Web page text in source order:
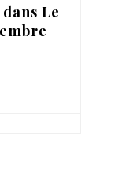
Le